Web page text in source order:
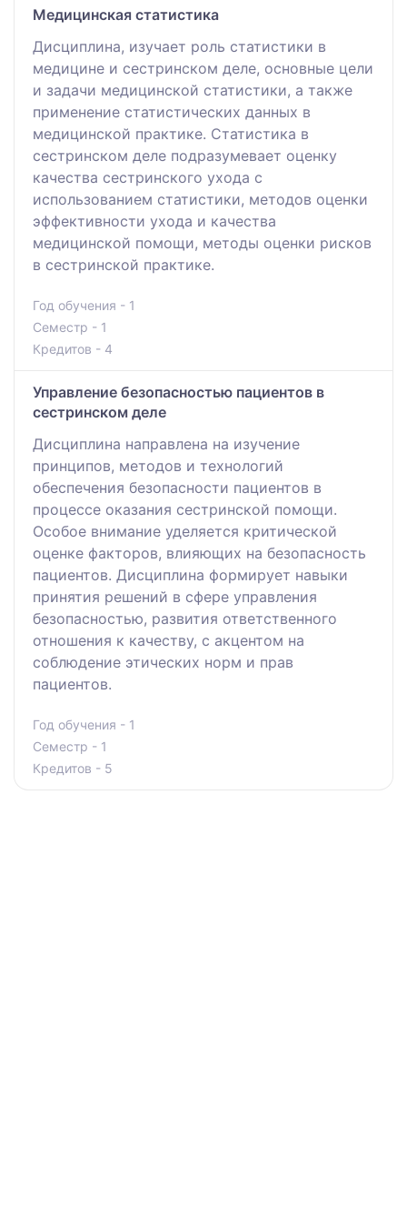
Медицинская статистика
Дисциплина, изучает роль статистики в
медицине и сестринском деле, основные цели
и задачи медицинской статистики, а также
применение статистических данных в
медицинской практике. Статистика в
сестринском деле подразумевает оценку
качества сестринского ухода с
использованием статистики, методов оценки
эффективности ухода и качества
медицинской помощи, методы оценки рисков
в сестринской практике.
Год обучения - 1
Семестр - 1
Кредитов - 4
Управление безопасностью пациентов в
сестринском деле
Дисциплина направлена на изучение
принципов, методов и технологий
обеспечения безопасности пациентов в
процессе оказания сестринской помощи.
Особое внимание уделяется критической
оценке факторов, влияющих на безопасность
пациентов. Дисциплина формирует навыки
принятия решений в сфере управления
безопасностью, развития ответственного
отношения к качеству, с акцентом на
соблюдение этических норм и прав
пациентов.
Год обучения - 1
Семестр - 1
Кредитов - 5